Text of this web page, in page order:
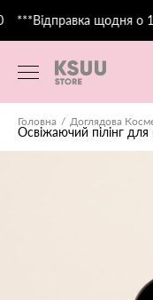
***Відправка щодня о
Головна Доглядова
Освіжаючий пілінг